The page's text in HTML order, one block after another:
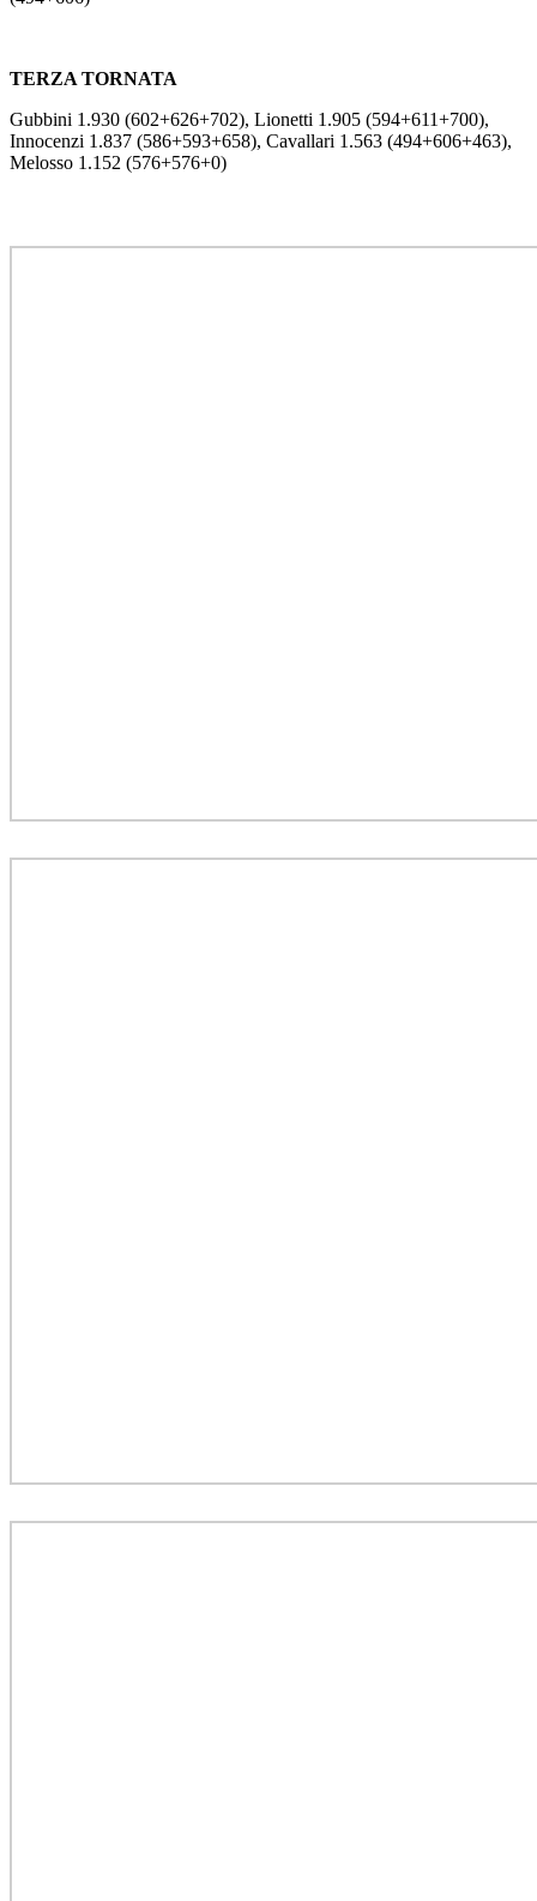
TERZA TORNATA
Gubbini 1.930 (602+626+702), Lionetti 1.905 (594+611+700),
Innocenzi 1.837 (586+593+658), Cavallari 1.563 (494+606+463),
Melosso 1.152 (576+576+0)